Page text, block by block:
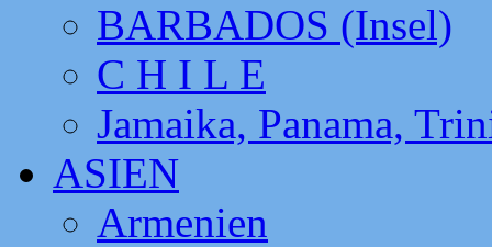
BARBADOS (Insel)
C H I L E
Jamaika, Panama,
ASIEN
Armenien